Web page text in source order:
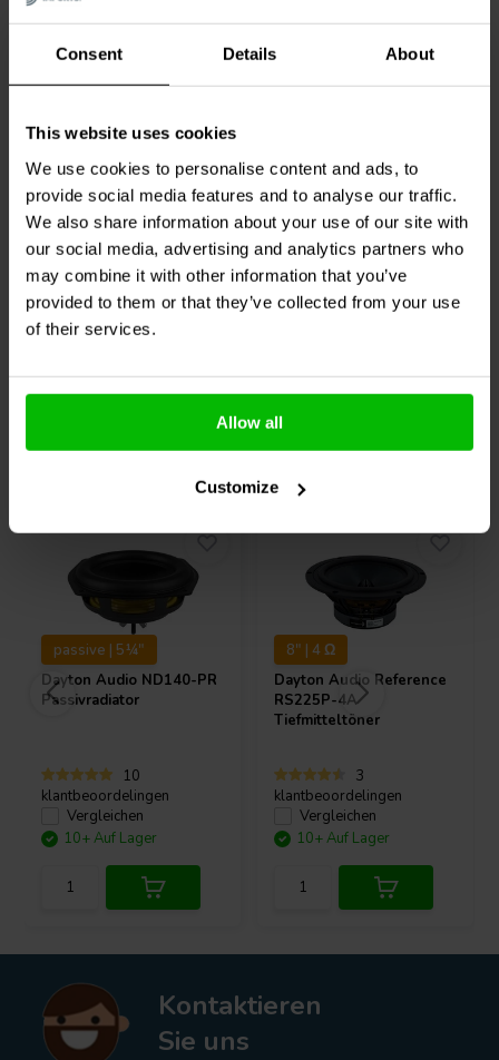
Consent Details About
This website uses cookies
We use cookies to personalise content and ads, to
provide social media features and to analyse our traffic.
We also share information about your use of our site with
our social media, advertising and analytics partners who
may combine it with other information that you’ve
provided to them or that they’ve collected from your use
of their services.
Allow all
Customize
RS75T-8
Breitbandlautsprecher
3
klantbeoordelingen
Vergleichen
6 Auf Lager
RS75-8
Breitbandlautsprecher
3
klantbeoordelingen
Vergleichen
3 Auf Lager
Andere Kunden kauften auch
passive | 5¼"
Dayton Audio ND140-PR
Passivradiator
10
klantbeoordelingen
Vergleichen
10+ Auf Lager
8" | 4 Ω
Dayton Audio Reference
RS225P-4A
Tiefmitteltöner
3
klantbeoordelingen
Vergleichen
10+ Auf Lager
Kontaktieren
Sie uns